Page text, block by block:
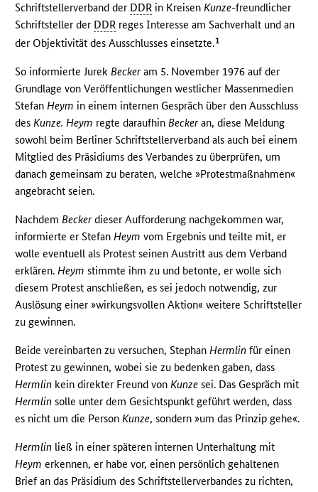
Schriftstellerverband der DDR in KreisenKunze-freundlicher
Schriftsteller der DDR reges Interesse am Sachverhalt und an
der Objektivität des Ausschlusses einsetzte.1
So informierte JurekBeckeram 5. November 1976 auf der
Grundlage von Veröffentlichungen westlicher Massenmedien
StefanHeym in einem internen Gespräch über den Ausschluss
desKunze. Heym regte daraufhinBeckeran, diese Meldung
sowohl beim Berliner Schriftstellerverband als auch bei einem
Mitglied des Präsidiums des Verbandes zu überprüfen, um
danach gemeinsam zu beraten, welche »Protestmaßnahmen«
angebracht seien.
NachdemBeckerdieser Aufforderung nachgekommen war,
informierte er StefanHeym vom Ergebnis und teilte mit, er
wolle eventuell als Protest seinen Austritt aus dem Verband
erklären.Heym stimmte ihm zu und betonte, er wolle sich
diesem Protest anschließen, es sei jedoch notwendig, zur
Auslösung einer »wirkungsvollen Aktion« weitere Schriftsteller
zu gewinnen.
Beide vereinbarten zu versuchen, StephanHermlin für einen
Protest zu gewinnen, wobei sie zu bedenken gaben, dass
Hermlin kein direkter Freund vonKunze sei. Das Gespräch mit
Hermlin solle unter dem Gesichtspunkt geführt werden, dass
es nicht um die PersonKunze, sondern »um das Prinzip gehe«.
Hermlin ließ in einer späteren internen Unterhaltung mit
Heym erkennen, er habe vor, einen persönlich gehaltenen
Brief an das Präsidium des Schriftstellerverbandes zu richten,